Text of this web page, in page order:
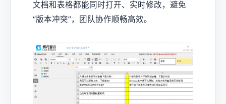
文档和表格都能同时打开、实时修改，避免
“版本冲突”，团队协作顺畅高效。